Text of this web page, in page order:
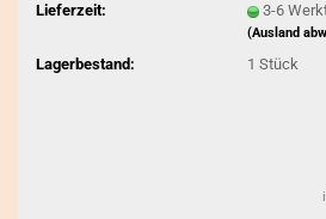
Lieferzeit:
3-6
(Ausland
Lagerbestand: 1 Stück